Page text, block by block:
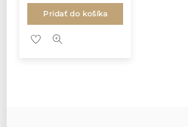
Pridať do košíka